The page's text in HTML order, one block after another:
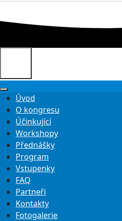
Úvod
O kongresu
Účinkující
Workshopy
Přednášky
Program
Vstupenky
FAQ
Partneři
Kontakty
Fotogalerie